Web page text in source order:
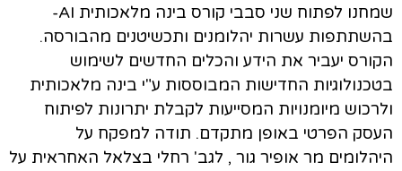
שמחנו לפתוח שני סבבי קורס בינה מלאכותית AI-
בהשתתפות עשרות יהלומנים ותכשיטנים מהבורסה.
הקורס יעביר את הידע והכלים החדשים לשימוש
בטכנולוגיות החדישות המבוססות ע"י בינה מלאכותית
ולרכוש מיומנויות המסייעות לקבלת יתרונות לפיתוח
העסק הפרטי באופן מתקדם. תודה למפקח על
היהלומים מר אופיר גור , לגב' רחלי בצלאל האחראית על